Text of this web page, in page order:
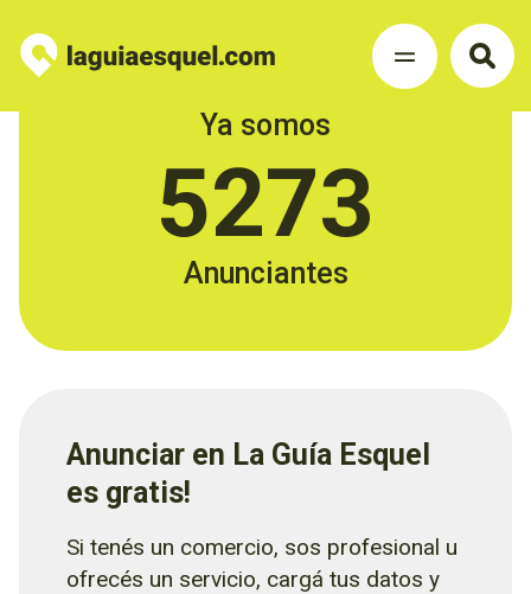
Ya somos
5273
Anunciantes
Anunciar en La Guía Esquel
es gratis!
Si tenés un comercio, sos profesional u
ofrecés un servicio, cargá tus datos y